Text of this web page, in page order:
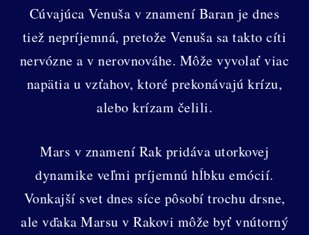
Cúvajúca Venuša v znamení Baran je dnes
tiež nepríjemná, pretože Venuša sa takto cíti
nervózne a v nerovnováhe. Môže vyvolať viac
napätia u vzťahov, ktoré prekonávajú krízu,
alebo krízam čelili.
Mars v znamení Rak pridáva utorkovej
dynamike veľmi príjemnú hĺbku emócií.
Vonkajší svet dnes síce pôsobí trochu drsne,
ale vďaka Marsu v Rakovi môže byť vnútorný